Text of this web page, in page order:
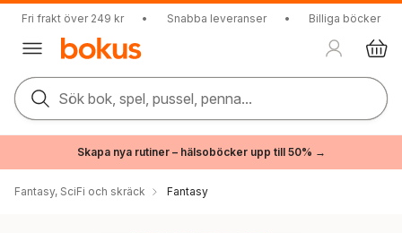
Fri frakt över 249 kr • Snabba leveranser • Billiga böcker
Sök bok, spel, pussel, penna...
Skapa nya rutiner – hälsoböcker upp till 50% →
Fantasy, SciFi och skräck Fantasy